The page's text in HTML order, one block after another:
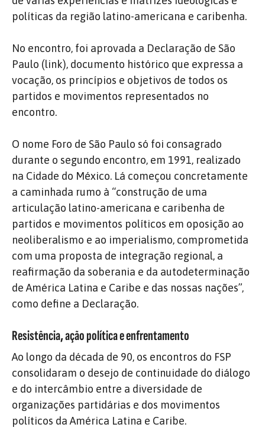
políticas da região latino-americana e caribenha.
No encontro, foi aprovada a Declaração de São
Paulo (link), documento histórico que expressa a
vocação, os princípios e objetivos de todos os
partidos e movimentos representados no
encontro.
O nome Foro de São Paulo só foi consagrado
durante o segundo encontro, em 1991, realizado
na Cidade do México. Lá começou concretamente
a caminhada rumo à “construção de uma
articulação latino-americana e caribenha de
partidos e movimentos políticos em oposição ao
neoliberalismo e ao imperialismo, comprometida
com uma proposta de integração regional, a
reafirmação da soberania e da autodeterminação
de América Latina e Caribe e das nossas nações”,
como define a Declaração.
Resistência, ação política e enfrentamento
Ao longo da década de 90, os encontros do FSP
consolidaram o desejo de continuidade do diálogo
e do intercâmbio entre a diversidade de
organizações partidárias e dos movimentos
políticos da América Latina e Caribe.